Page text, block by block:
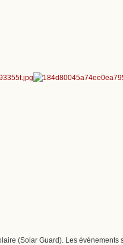
(Solar Guard). Les